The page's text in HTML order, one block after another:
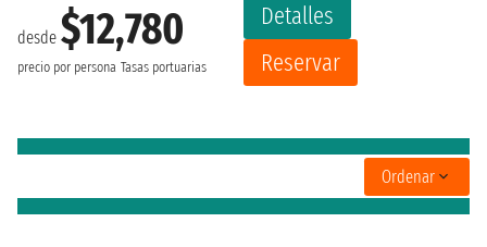
desde $12,780
precio por persona Tasas portuarias
Detalles
Reservar
Ordenar